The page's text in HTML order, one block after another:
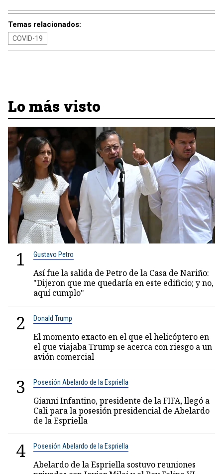
Temas relacionados:
COVID-19
Lo más visto
1 Gustavo Petro
Así fue la salida de Petro de la Casa de Nariño:
"Dijeron que me quedaría en este edificio; y no,
aquí cumplo"
2 Donald Trump
El momento exacto en el que el helicóptero en
el que viajaba Trump se acerca con riesgo a un
avión comercial
3 Posesión Abelardo de la Espriella
Gianni Infantino, presidente de la FIFA, llegó a
Cali para la posesión presidencial de Abelardo
de la Espriella
4 Posesión Abelardo de la Espriella
Abelardo de la Espriella sostuvo reuniones